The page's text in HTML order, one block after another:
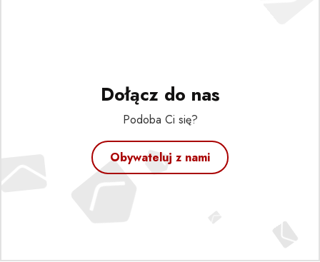
Dołącz do nas
Podoba Ci się?
Obywateluj z nami